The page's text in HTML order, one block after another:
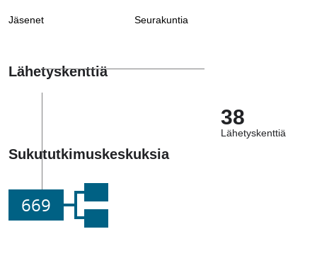
Jäsenet Seurakuntia
Lähetyskenttiä
38
Lähetyskenttiä
Sukututkimuskeskuksia
669